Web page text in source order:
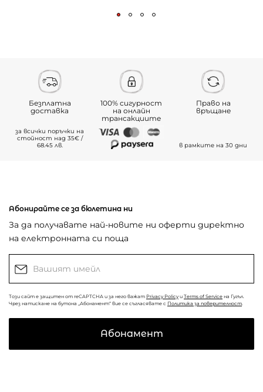
Безплатна
доставка
за всички поръчки на
стойност над 35€ /
68.45 лв.
100% сигурност
на онлайн
трансакциите
Право на
връщане
в рамките на 30 дни
Абонирайте се за бюлетина ни
За да получавате най-новите ни оферти директно
на електронната си поща
Този сайт е защитен от reCAPTCHA и за него важат Privacy Policy и Terms of Service на Гугъл.
Чрез натискане на бутона „Абонамент“ вие се съгласявате с Политика за поверителност
Абонамент